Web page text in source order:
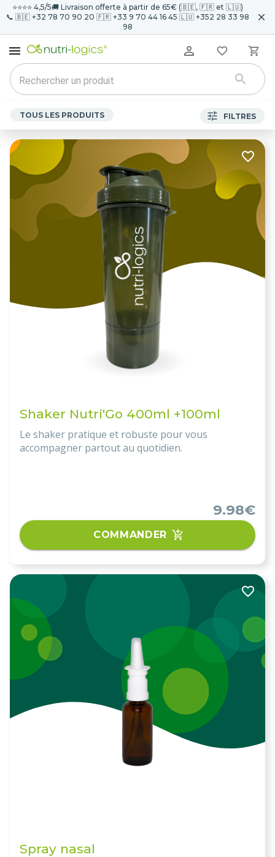
⭐️⭐️⭐️⭐️ 4,5/5🚚 Livraison offerte à partir de 65€ (🇧🇪, 🇫🇷 et 🇱🇺)
📞 🇧🇪 +32 78 70 90 20 🇫🇷 +33 9 70 44 16 45 🇱🇺 +352 28 33 98
98
TOUS LES PRODUITS FILTRES
Shaker Nutri'Go 400ml +100ml
Le shaker pratique et robuste pour vous
accompagner partout au quotidien.
9.98€
COMMANDER
Spray nasal